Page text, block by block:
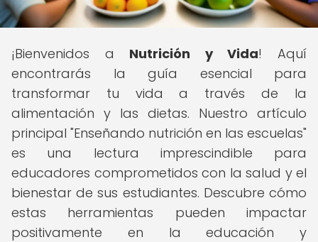
¡Bienvenidos a Nutrición y Vida! Aquí
encontrarás la guía esencial para
transformar tu vida a través de la
alimentación y las dietas. Nuestro artículo
principal "Enseñando nutrición en las escuelas"
es una lectura imprescindible para
educadores comprometidos con la salud y el
bienestar de sus estudiantes. Descubre cómo
estas herramientas pueden impactar
positivamente en la educación y